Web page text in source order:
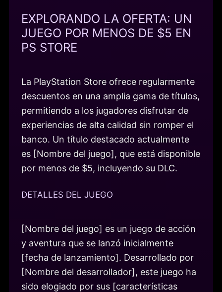
EXPLORANDO LA OFERTA: UN
JUEGO POR MENOS DE $5 EN
PS STORE
La PlayStation Store ofrece regularmente
descuentos en una amplia gama de títulos,
permitiendo a los jugadores disfrutar de
experiencias de alta calidad sin romper el
banco. Un título destacado actualmente
es [Nombre del juego], que está disponible
por menos de $5, incluyendo su DLC.
DETALLES DEL JUEGO
[Nombre del juego] es un juego de acción
y aventura que se lanzó inicialmente
[fecha de lanzamiento]. Desarrollado por
[Nombre del desarrollador], este juego ha
sido elogiado por sus [características